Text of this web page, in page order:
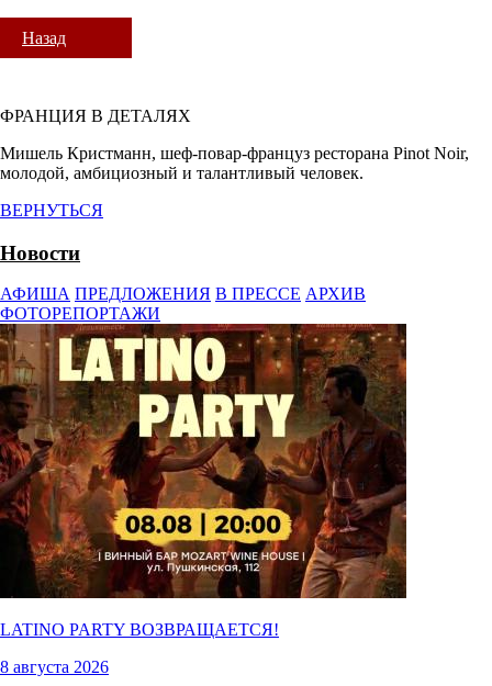
Назад
ФРАНЦИЯ В ДЕТАЛЯХ
Мишель Кристманн, шеф-повар-француз ресторана Pinot Noir,
молодой, амбициозный и талантливый человек.
ВЕРНУТЬСЯ
Новости
АФИША ПРЕДЛОЖЕНИЯ В ПРЕССЕ АРХИВ
ФОТОРЕПОРТАЖИ
LATINO PARTY ВОЗВРАЩАЕТСЯ!
8 августа 2026